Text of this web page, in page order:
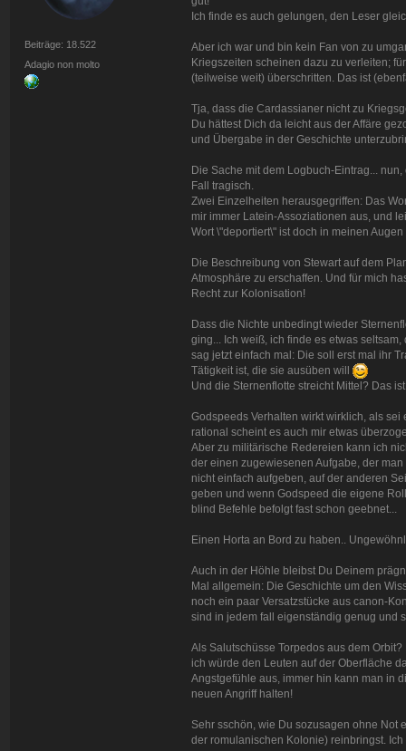
Beiträge: 18.522
Adagio non molto
Ich finde es auch gelungen, den Leser
Aber ich war und bin kein Fan von zu
Kriegszeiten scheinen dazu zu verleiten;
(teilweise weit) überschritten. Das ist
Tja, dass die Cardassianer nicht zu
Du hättest Dich da leicht aus der Affäre
und Übergabe in der Geschichte
Die Sache mit dem Logbuch-Eintrag...
Fall tragisch.
Zwei Einzelheiten herausgegriffen: Das
mir immer Latein-Assoziationen aus, und
Wort \"deportiert\" ist doch in meinen
Die Beschreibung von Stewart auf dem
Atmosphäre zu erschaffen. Und für mich
Recht zur Kolonisation!
Dass die Nichte unbedingt wieder
ging... Ich weiß, ich finde es etwas
sag jetzt einfach mal: Die soll erst mal ihr
Tätigkeit ist, die sie ausüben will
Und die Sternenflotte streicht Mittel? Das
Godspeeds Verhalten wirkt wirklich, als
rational scheint es auch mir etwas
Aber zu militärische Redereien kann ich
der einen zugewiesenen Aufgabe, der
nicht einfach aufgeben, auf der anderen
geben und wenn Godspeed die eigene
blind Befehle befolgt fast schon geebnet...
Einen Horta an Bord zu haben..
Auch in der Höhle bleibst Du Deinem
Mal allgemein: Die Geschichte um den
noch ein paar Versatzstücke aus canon-
sind in jedem fall eigenständig genug und
Als Salutschüsse Torpedos aus dem
ich würde den Leuten auf der Oberfläche
Angstgefühle aus, immer hin kann man in
neuen Angriff halten!
Sehr sschön, wie Du sozusagen ohne Not
der romulanischen Kolonie) reinbringst.